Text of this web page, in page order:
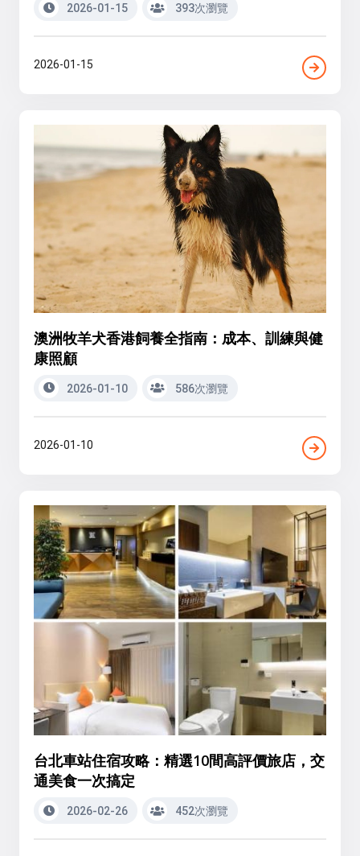
2026-01-15 393次瀏覽
2026-01-15
澳洲牧羊犬香港飼養全指南：成本、訓練與健
康照顧
2026-01-10 586次瀏覽
2026-01-10
台北車站住宿攻略：精選10間高評價旅店，交
通美食一次搞定
2026-02-26 452次瀏覽